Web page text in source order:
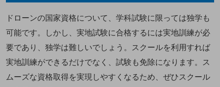
ドローンの国家資格について、学科試験に限っては独学も
可能です。しかし、実地試験に合格するには実地訓練が必
要であり、独学は難しいでしょう。スクールを利用すれば
実地訓練ができるだけでなく、試験も免除になります。ス
ムーズな資格取得を実現しやすくなるため、ぜひスクール